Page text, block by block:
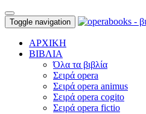
Toggle navigation
ΑΡΧΙΚΗ
ΒΙΒΛΙΑ
Όλα τα βιβλία
Σειρά opera
Σειρά opera animus
Σειρά opera cogito
Σειρά opera fictio